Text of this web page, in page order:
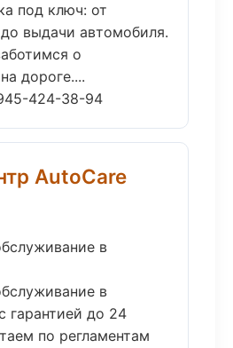
под ключ: от
выдачи автомобиля.
о
дороге....
424-38-94
AutoCare
в
в
гарантией до 24
по регламентам